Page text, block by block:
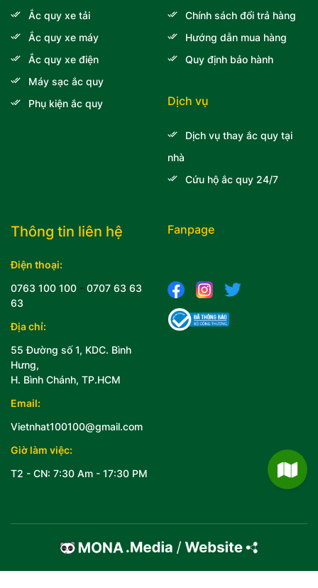
Thông tin liên hệ
Điện thoại:
0763 100 100 - 0707 63 63
63
Địa chỉ:
55 Đường số 1, KDC. Bình
Hưng,
H. Bình Chánh, TP.HCM
Email:
Vietnhat100100@gmail.com
Giờ làm việc:
T2 - CN: 7:30 Am - 17:30 PM
Ắc quy xe tải
Ắc quy xe máy
Ắc quy xe điện
Máy sạc ắc quy
Phụ kiện ắc quy
Chính sách đổi trả hàng
Hướng dẫn mua hàng
Quy định bảo hành
Dịch vụ
Dịch vụ thay ắc quy tại
nhà
Cứu hộ ắc quy 24/7
Fanpage